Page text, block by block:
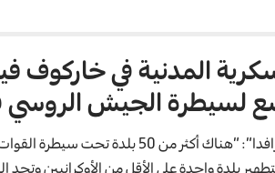
المدنية في خاركوف
قال غانشيف لإذاعة “كومسومولسكايا برافدا”: